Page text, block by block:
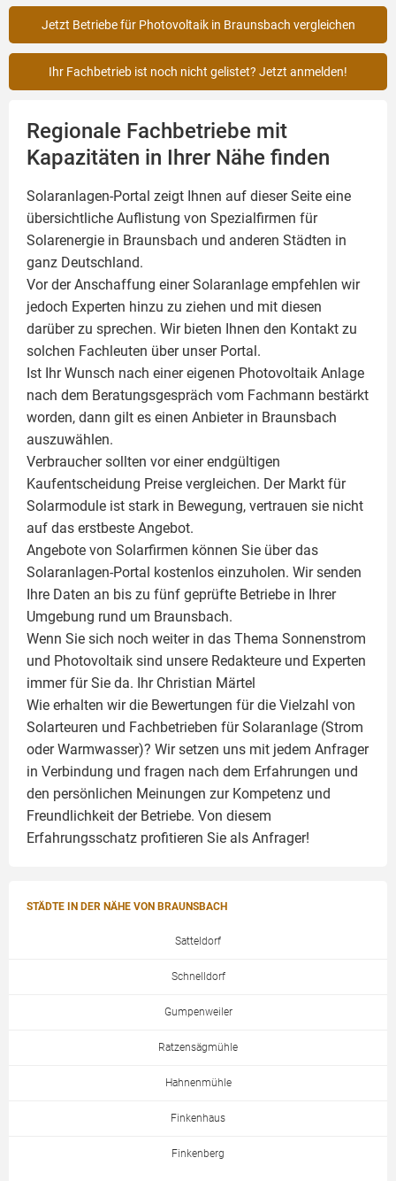
Jetzt Betriebe für Photovoltaik in Braunsbach vergleichen
Ihr Fachbetrieb ist noch nicht gelistet? Jetzt anmelden!
Regionale Fachbetriebe mit
Kapazitäten in Ihrer Nähe finden
Solaranlagen-Portal zeigt Ihnen auf dieser Seite eine
übersichtliche Auflistung von Spezialfirmen für
Solarenergie in Braunsbach und anderen Städten in
ganz Deutschland.
Vor der Anschaffung einer Solaranlage empfehlen wir
jedoch Experten hinzu zu ziehen und mit diesen
darüber zu sprechen. Wir bieten Ihnen den Kontakt zu
solchen Fachleuten über unser Portal.
Ist Ihr Wunsch nach einer eigenen Photovoltaik Anlage
nach dem Beratungsgespräch vom Fachmann bestärkt
worden, dann gilt es einen Anbieter in Braunsbach
auszuwählen.
Verbraucher sollten vor einer endgültigen
Kaufentscheidung Preise vergleichen. Der Markt für
Solarmodule ist stark in Bewegung, vertrauen sie nicht
auf das erstbeste Angebot.
Angebote von Solarfirmen können Sie über das
Solaranlagen-Portal kostenlos einzuholen. Wir senden
Ihre Daten an bis zu fünf geprüfte Betriebe in Ihrer
Umgebung rund um Braunsbach.
Wenn Sie sich noch weiter in das Thema Sonnenstrom
und Photovoltaik sind unsere Redakteure und Experten
immer für Sie da. Ihr Christian Märtel
Wie erhalten wir die Bewertungen für die Vielzahl von
Solarteuren und Fachbetrieben für Solaranlage (Strom
oder Warmwasser)? Wir setzen uns mit jedem Anfrager
in Verbindung und fragen nach dem Erfahrungen und
den persönlichen Meinungen zur Kompetenz und
Freundlichkeit der Betriebe. Von diesem
Erfahrungsschatz profitieren Sie als Anfrager!
STÄDTE IN DER NÄHE VON BRAUNSBACH
Satteldorf
Schnelldorf
Gumpenweiler
Ratzensägmühle
Hahnenmühle
Finkenhaus
Finkenberg